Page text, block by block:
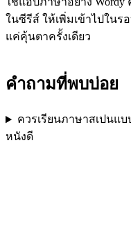
ในซีรีส์ ให้เพิ่มเข้าไปในร
แค่คุ้นตาครั้งเดียว
คำถามที่พบบ่อย
ควรเรียนภาษาสเปนแ
หนังดี